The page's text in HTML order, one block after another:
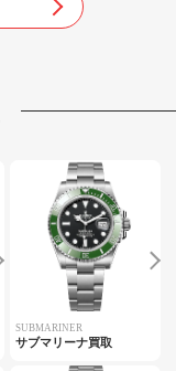
SUBMARINER
サブマリーナ買取